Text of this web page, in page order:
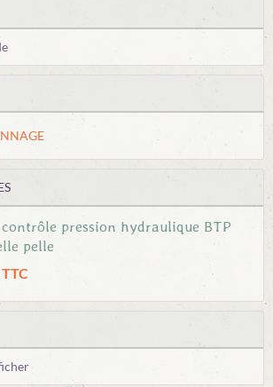
pression hydraulique BTP
pelle